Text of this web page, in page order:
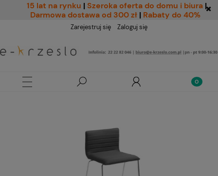
15 lat na rynku | Szeroka oferta do domu i biura |
Darmowa dostawa od 300 zł | Rabaty do 40%
Zarejestruj się Zaloguj się